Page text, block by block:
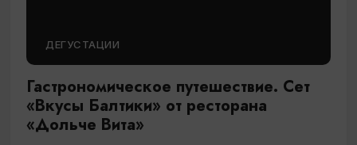
ДЕГУСТАЦИИ
Гастрономическое путешествие. Сет
«Вкусы Балтики» от ресторана
«Дольче Вита»